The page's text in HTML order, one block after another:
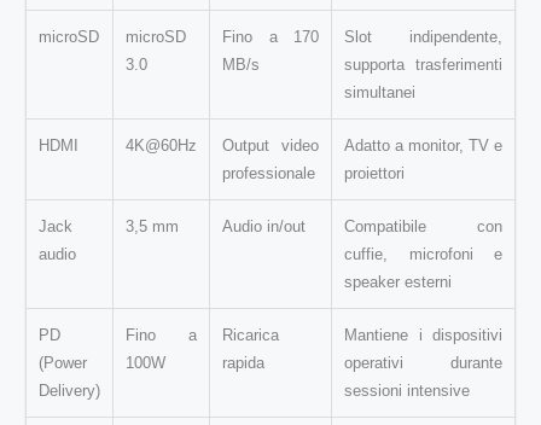
microSD
microSD
3.0
Fino a 170
MB/s
Slot indipendente,
supporta trasferimenti
simultanei
HDMI 4K@60Hz
Output video
professionale
Adatto a monitor, TV e
proiettori
Jack
audio
3,5 mm Audio in/out
Compatibile con
cuffie, microfoni e
speaker esterni
PD
(Power
Delivery)
Fino a
100W
Ricarica
rapida
Mantiene i dispositivi
operativi durante
sessioni intensive